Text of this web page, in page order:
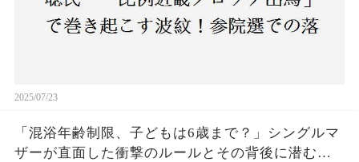
2025/07/23
「混浴年齢制限、子どもは6歳まで？」シングルマ
ザーが直面した衝撃のルールとその背後に潜む社